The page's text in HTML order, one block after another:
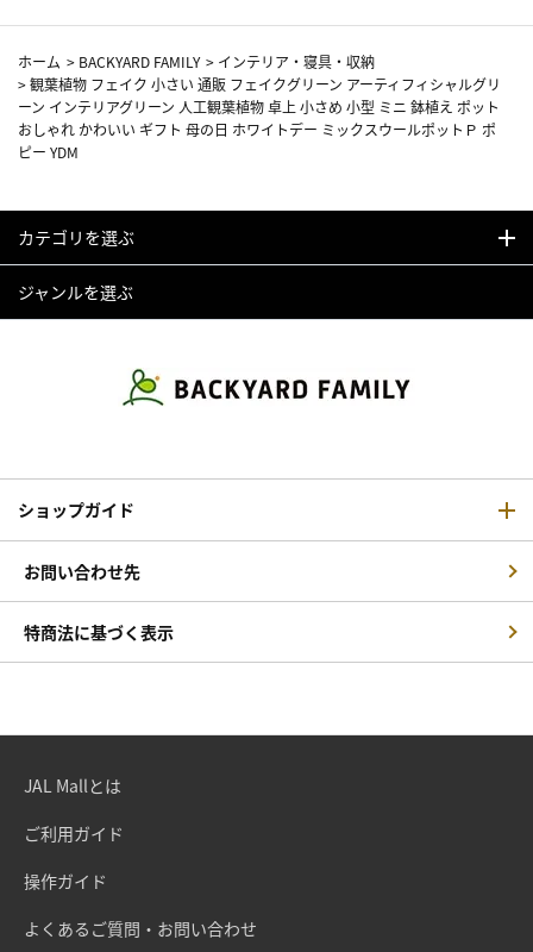
ホーム > BACKYARD FAMILY > インテリア・寝具・収納
>観葉植物 フェイク 小さい 通販 フェイクグリーン アーティフィシャルグリ
ーン インテリアグリーン 人工観葉植物 卓上 小さめ 小型 ミニ 鉢植え ポット
おしゃれ かわいい ギフト 母の日 ホワイトデー ミックスウールポットＰ ポ
ピー YDM
カテゴリを選ぶ
ジャンルを選ぶ
ショップガイド
お問い合わせ先
特商法に基づく表示
JAL Mallとは
ご利用ガイド
操作ガイド
よくあるご質問・お問い合わせ